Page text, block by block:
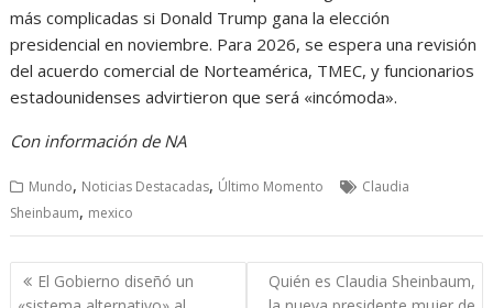
más complicadas si Donald Trump gana la elección
presidencial en noviembre. Para 2026, se espera una revisión
del acuerdo comercial de Norteamérica, TMEC, y funcionarios
estadounidenses advirtieron que será «incómoda».
Con información de NA
Mundo, Noticias Destacadas, Último Momento
Claudia
Sheinbaum, mexico
Navegación
El Gobierno diseñó un
Quién es Claudia Sheinbaum,